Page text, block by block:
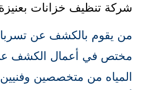
شركة تنظيف خزانات
من يقوم بالكشف عن
مختص في أعمال الكشف
المياه من متخصصين